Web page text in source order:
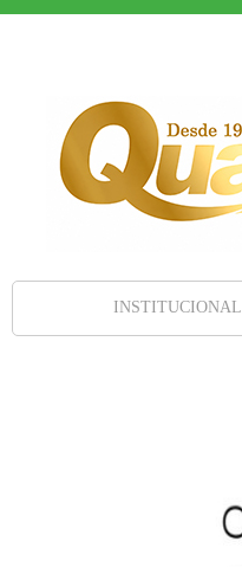
INSTITUCIONAL